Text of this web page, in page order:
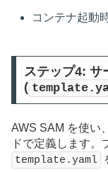
コンテナ起動
ステップ4: サ
(
AWS SAM を使い
ドで定義します。
template.yaml